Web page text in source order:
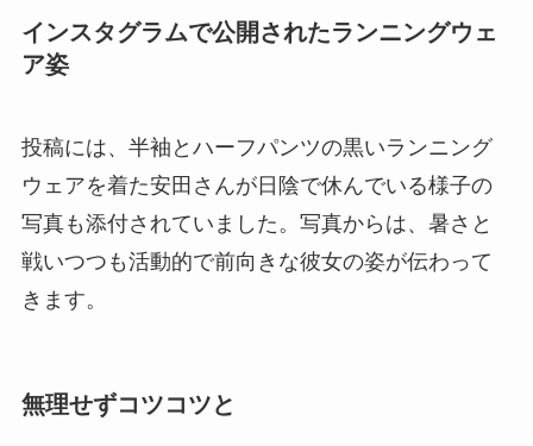
インスタグラムで公開されたランニングウェ
ア姿
投稿には、半袖とハーフパンツの黒いランニング
ウェアを着た安田さんが日陰で休んでいる様子の
写真も添付されていました。写真からは、暑さと
戦いつつも活動的で前向きな彼女の姿が伝わって
きます。
無理せずコツコツと